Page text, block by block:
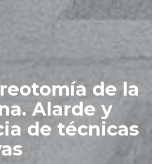
de la
Alarde y
de técnicas